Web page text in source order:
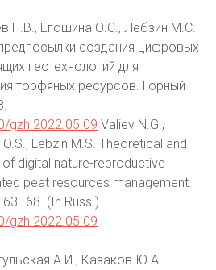
Н.В., Егошина О.С., Лебзин М.С.
создания цифровых
геотехнологий для
торфяных ресурсов. Горный
gzh.2022.05.09 Valiev N.G.,
Lebzin M.S. Theoretical and
digital nature-reproductive
peat resources management.
(In Russ.)
gzh.2022.05.09
А.И., Казаков Ю.А.